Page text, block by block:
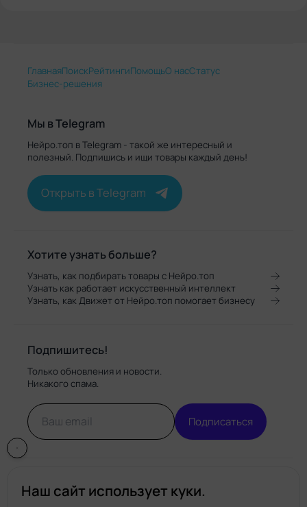
ГлавнаяПоискРейтингиПомощьО насСтатус
Бизнес-решения
Мы в Telegram
Нейро.топ в Telegram - такой же интересный и
полезный. Подпишись и ищи товары каждый день!
Открыть в Telegram
Хотите узнать больше?
Узнать, как подбирать товары с Нейро.топ
Узнать как работает искусственный интеллект
Узнать, как Движет от Нейро.топ помогает бизнесу
Подпишитесь!
Только обновления и новости.
Никакого спама.
Подписаться
Наш сайт использует куки.